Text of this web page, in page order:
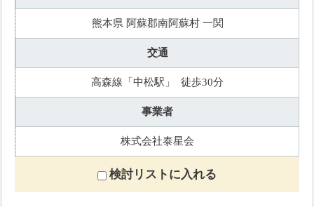
熊本県 阿蘇郡南阿蘇村 一関
交通
高森線「中松駅」 徒歩30分
事業者
株式会社泰星会
検討リストに入れる